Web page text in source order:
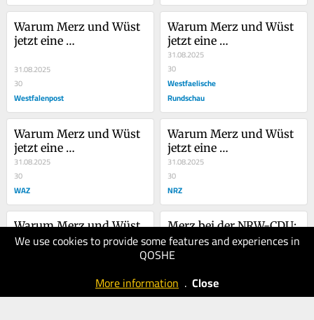
We use cookies to provide some features and experiences in
QOSHE
More information . Close
Warum Merz und Wüst
jetzt eine
bilden
31.08.2025
30
Westfalenpost
Warum Merz und Wüst
jetzt eine
Schicksalsgemeinschaft
bilden
31.08.2025
30
Westfaelische
Rundschau
Warum Merz und Wüst
jetzt eine
Schicksalsgemeinschaft
bilden
31.08.2025
30
WAZ
Warum Merz und Wüst
jetzt eine
Schicksalsgemeinschaft
bilden
31.08.2025
30
NRZ
Warum Merz und Wüst
jetzt eine
Schicksalsgemeinschaft
Merz bei der NRW-CDU:
Kanzler wählt den
Kammerton
30.08.2025
TLZ